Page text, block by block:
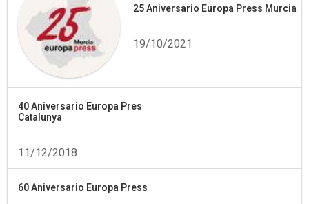
25 Aniversario Europa Press Murcia
19/10/2021
40 Aniversario Europa Pres
Catalunya
11/12/2018
60 Aniversario Europa Press